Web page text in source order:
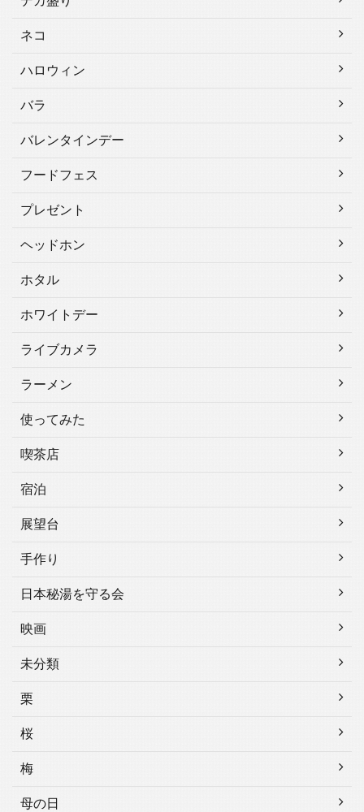
ネコ
ハロウィン
バラ
バレンタインデー
フードフェス
プレゼント
ヘッドホン
ホタル
ホワイトデー
ライブカメラ
ラーメン
使ってみた
喫茶店
宿泊
展望台
手作り
日本秘湯を守る会
映画
未分類
栗
桜
梅
母の日